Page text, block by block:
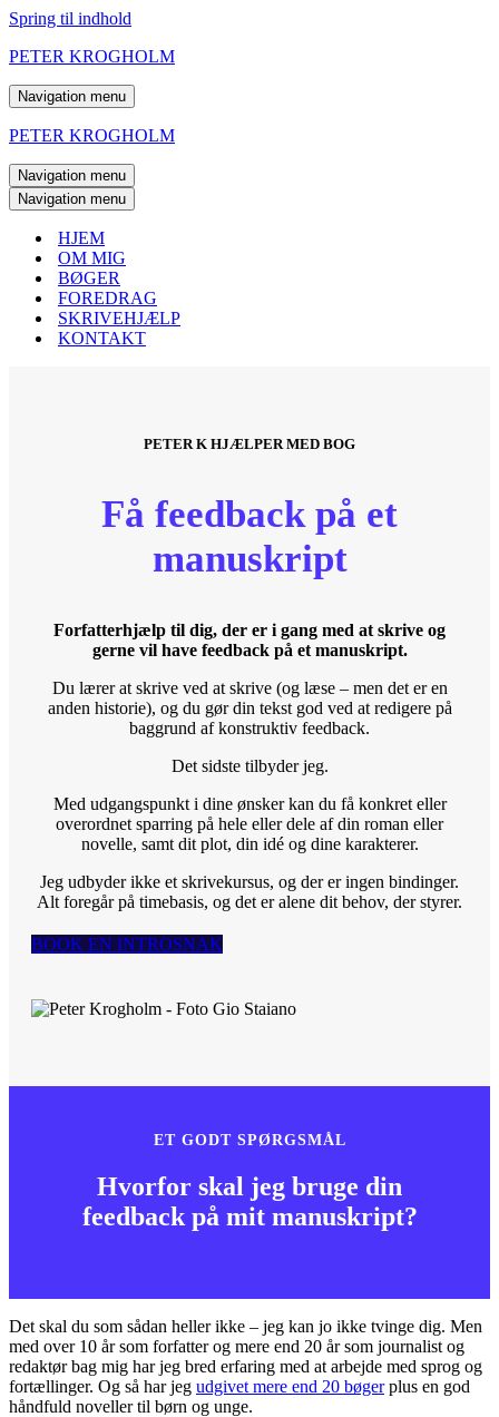
Spring til indhold
PETER KROGHOLM
Navigation menu
PETER KROGHOLM
Navigation menu
Navigation menu
HJEM
OM MIG
BØGER
FOREDRAG
SKRIVEHJÆLP
KONTAKT
PETER K HJÆLPER MED BOG
Få feedback på et
manuskript
Forfatterhjælp til dig, der er i gang med at skrive og
gerne vil have feedback på et manuskript.
Du lærer at skrive ved at skrive (og læse – men det er en
anden historie), og du gør din tekst god ved at redigere på
baggrund af konstruktiv feedback.
Det sidste tilbyder jeg.
Med udgangspunkt i dine ønsker kan du få konkret eller
overordnet sparring på hele eller dele af din roman eller
novelle, samt dit plot, din idé og dine karakterer.
Jeg udbyder ikke et skrivekursus, og der er ingen bindinger.
Alt foregår på timebasis, og det er alene dit behov, der styrer.
BOOK EN INTROSNAK
ET GODT SPØRGSMÅL
Hvorfor skal jeg bruge din
feedback på mit manuskript?
Det skal du som sådan heller ikke – jeg kan jo ikke tvinge dig. Men
med over 10 år som forfatter og mere end 20 år som journalist og
redaktør bag mig har jeg bred erfaring med at arbejde med sprog og
fortællinger. Og så har jeg udgivet mere end 20 bøgerplus en god
håndfuld noveller til børn og unge.